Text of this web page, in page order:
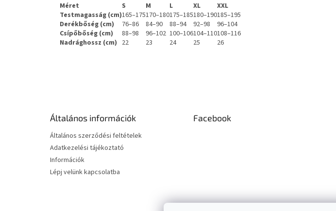
Méret
S M L XL
XXL
Testmagasság (cm)165–175170–180175–185180–190185–195
Derékbőség (cm)
76–86 84–90 88–94 92–98
96–104
Csípőbőség (cm)
88–98 96–102 100–106104–110108–116
Nadrághossz (cm) 22 23 24 25 26
Általános információk
Általános szerződési feltételek
Adatkezelési tájékoztató
Információk
Lépj velünk kapcsolatba
Facebook